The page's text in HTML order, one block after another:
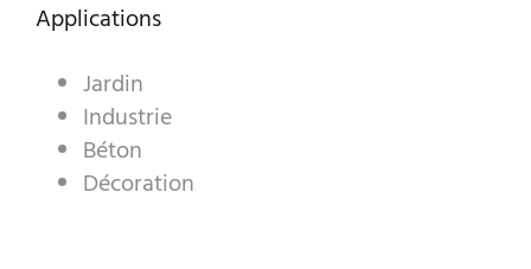
Applications
Jardin
Industrie
Béton
Décoration